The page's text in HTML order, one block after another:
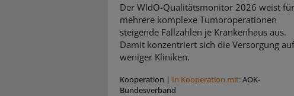
Der WIdO-Qualitätsmonitor 2026 weist für
mehrere komplexe Tumoroperationen
steigende Fallzahlen je Krankenhaus aus.
Damit konzentriert sich die Versorgung auf
weniger Kliniken.
Kooperation | In Kooperation mit:AOK-
Bundesverband